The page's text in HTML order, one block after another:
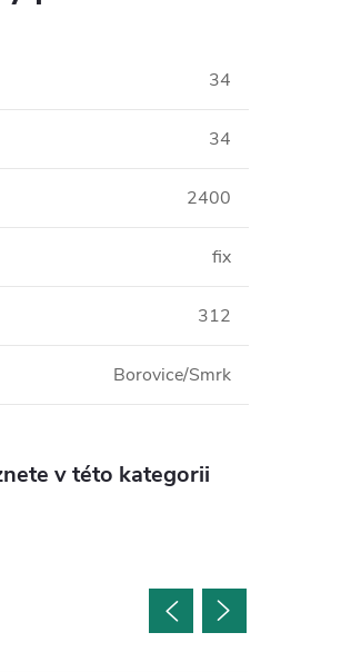
34
34
2400
fix
312
Borovice/Smrk
v této kategorii